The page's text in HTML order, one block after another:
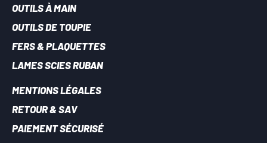
OUTILS À MAIN
OUTILS DE TOUPIE
FERS & PLAQUETTES
LAMES SCIES RUBAN
MENTIONS LÉGALES
RETOUR & SAV
PAIEMENT SÉCURISÉ